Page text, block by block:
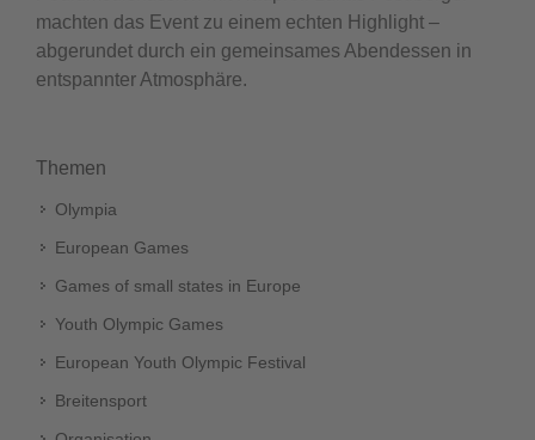
machten das Event zu einem echten Highlight –
abgerundet durch ein gemeinsames Abendessen in
entspannter Atmosphäre.
Themen
Olympia
European Games
Games of small states in Europe
Youth Olympic Games
European Youth Olympic Festival
Breitensport